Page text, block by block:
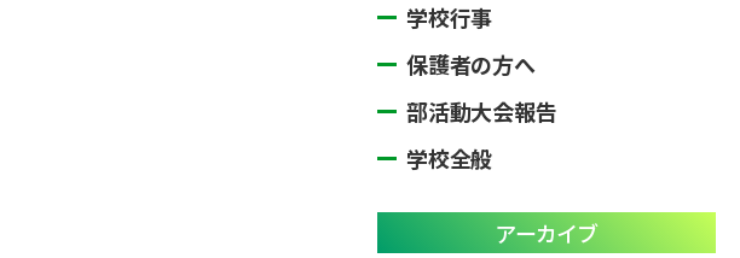
学校行事
保護者の方へ
部活動大会報告
学校全般
アーカイブ